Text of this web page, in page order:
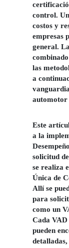
control.
costos y
empresas
general.
las
a
automotor
Este
a la
solicitud
se realiza
Única de
Allí se
para
como un
Cada VAD
pueden